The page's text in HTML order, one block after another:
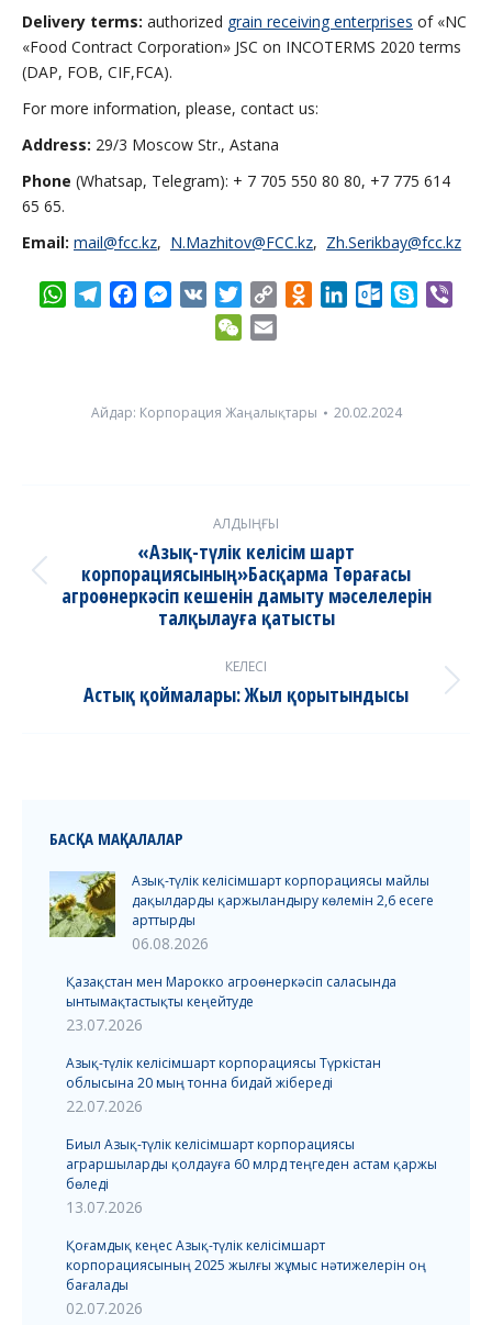
Delivery terms: authorized grain receiving enterprises of «NC
«Food Contract Corporation» JSC on INCOTERMS 2020 terms
(DAP, FOB, CIF,FCA).
For more information, please, contact us:
Address: 29/3 Moscow Str., Astana
Phone (Whatsap, Telegram): + 7 705 550 80 80, +7 775 614
65 65.
Email: mail@fcc.kz, N.Mazhitov@FCC.kz, Zh.Serikbay@fcc.kz
WhatsApp
TelegramFacebookMessenger
VK Twitter
Copy
Odnoklassniki
LinkedInOutlook.com
Skype
WeChat
Айдар: Корпорация Жаңалықтары 20.02.2024
navigation
АЛДЫҢҒЫ
Previous
post:
«Азық-түлік келісім шарт
корпорациясының»Басқарма Төрағасы
агроөнеркәсіп кешенін дамыту мәселелерін
талқылауға қатысты
КЕЛЕСІ
Next
Астық қоймалары: Жыл қорытындысы
БАСҚА МАҚАЛАЛАР
Азық-түлік келісімшарт корпорациясы майлы
дақылдарды қаржыландыру көлемін 2,6 есеге
арттырды
06.08.2026
Қазақстан мен Марокко агроөнеркәсіп саласында
ынтымақтастықты кеңейтуде
23.07.2026
Азық-түлік келісімшарт корпорациясы Түркістан
облысына 20 мың тонна бидай жібереді
22.07.2026
Биыл Азық-түлік келісімшарт корпорациясы
аграршыларды қолдауға 60 млрд теңгеден астам қаржы
бөледі
13.07.2026
Қоғамдық кеңес Азық-түлік келісімшарт
корпорациясының 2025 жылғы жұмыс нәтижелерін оң
бағалады
02.07.2026